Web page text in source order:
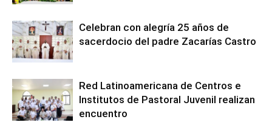
Celebran con alegría 25 años de
sacerdocio del padre Zacarías Castro
Red Latinoamericana de Centros e
Institutos de Pastoral Juvenil realizan
encuentro